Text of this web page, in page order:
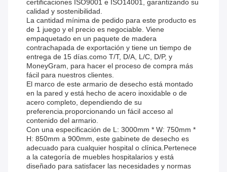
certificaciones ISO9001 e ISO14001, garantizando su
calidad y sostenibilidad.
La cantidad mínima de pedido para este producto es
de 1 juego y el precio es negociable. Viene
empaquetado en un paquete de madera
contrachapada de exportación y tiene un tiempo de
entrega de 15 días.como T/T, D/A, L/C, D/P, y
MoneyGram, para hacer el proceso de compra más
fácil para nuestros clientes.
El marco de este armario de desecho está montado
en la pared y está hecho de acero inoxidable o de
acero completo, dependiendo de su
preferencia.proporcionando un fácil acceso al
contenido del armario.
Con una especificación de L: 3000mm * W: 750mm *
H: 850mm a 900mm, este gabinete de desecho es
adecuado para cualquier hospital o clínica.Pertenece
a la categoría de muebles hospitalarios y está
diseñado para satisfacer las necesidades y normas